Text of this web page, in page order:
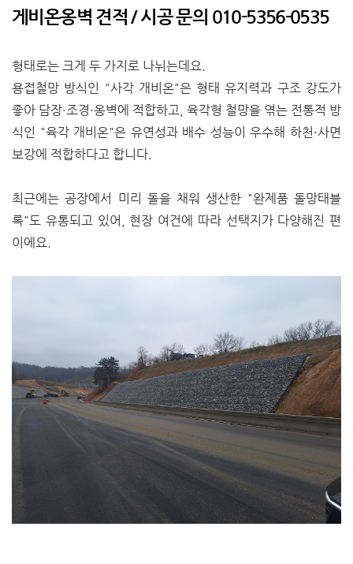
게비온옹벽 견적 / 시공 문의 010-5356-0535
형태로는 크게 두 가지로 나뉘는데요.
용접철망 방식인 "사각 개비온"은 형태 유지력과 구조 강도가
좋아 담장·조경·옹벽에 적합하고, 육각형 철망을 엮는 전통적 방
식인 "육각 개비온"은 유연성과 배수 성능이 우수해 하천·사면
보강에 적합하다고 합니다.
최근에는 공장에서 미리 돌을 채워 생산한 "완제품 돌망태블
록"도 유통되고 있어, 현장 여건에 따라 선택지가 다양해진 편
이에요.